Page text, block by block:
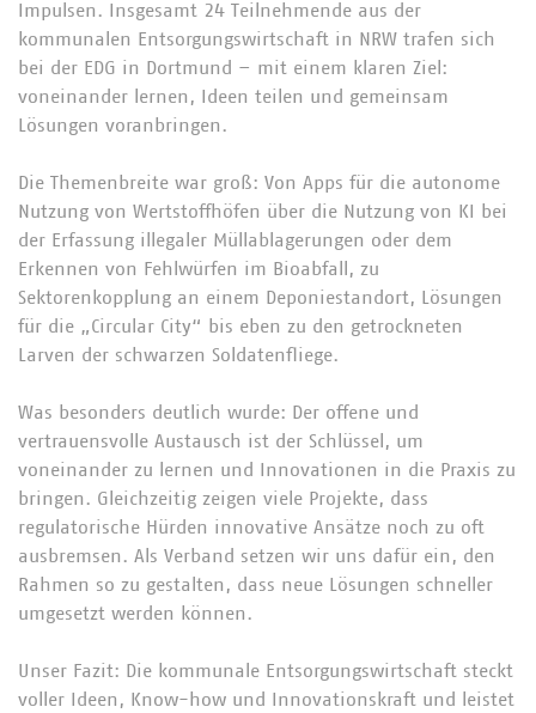
Impulsen. Insgesamt 24 Teilnehmende aus der
kommunalen Entsorgungswirtschaft in NRW trafen sich
bei der EDG in Dortmund – mit einem klaren Ziel:
voneinander lernen, Ideen teilen und gemeinsam
Lösungen voranbringen.
Die Themenbreite war groß: Von Apps für die autonome
Nutzung von Wertstoffhöfen über die Nutzung von KI bei
der Erfassung illegaler Müllablagerungen oder dem
Erkennen von Fehlwürfen im Bioabfall, zu
Sektorenkopplung an einem Deponiestandort, Lösungen
für die „Circular City“ bis eben zu den getrockneten
Larven der schwarzen Soldatenfliege.
Was besonders deutlich wurde: Der offene und
vertrauensvolle Austausch ist der Schlüssel, um
voneinander zu lernen und Innovationen in die Praxis zu
bringen. Gleichzeitig zeigen viele Projekte, dass
regulatorische Hürden innovative Ansätze noch zu oft
ausbremsen. Als Verband setzen wir uns dafür ein, den
Rahmen so zu gestalten, dass neue Lösungen schneller
umgesetzt werden können.
Unser Fazit: Die kommunale Entsorgungswirtschaft steckt
voller Ideen, Know-how und Innovationskraft und leistet